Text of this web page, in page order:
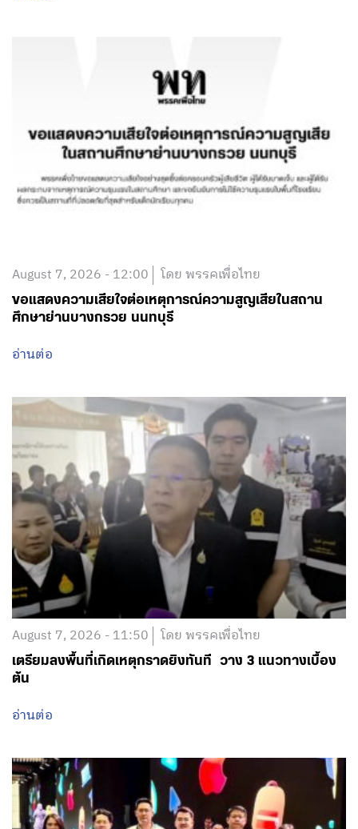
August 7, 2026 - 12:00 โดย พรรคเพื่อไทย
อ่านต่อ
August 7, 2026 - 11:50 โดย พรรคเพื่อไทย
เตรียมลงพื้นที่เกิดเหตุกราดยิงทันที วาง 3 แนวทางเบื้อง
ต้น
อ่านต่อ